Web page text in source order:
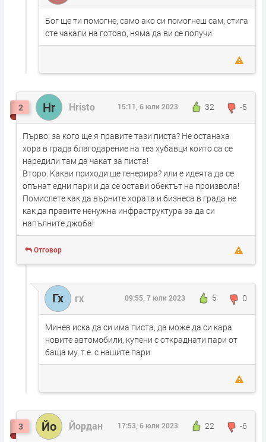
Бог ще ти помогне, само ако си помогнеш сам, стига
сте чакали на готово, няма да ви се получи.
2 Hr Hristo 32 -5
15:11, 6 юли 2023
Първо: за кого ще я правите тази писта? Не останаха
хора в града благодарение на тез хубавци които са се
наредили там да чакат за писта!
Второ: Какви приходи ще генерира? или е идеята да се
опънат едни пари и да се остави обектът на произвола!
Помислете как да върните хората и бизнеса в града не
как да правите ненужна инфраструктура за да си
напълните джоба!
Отговор
Гх гх 5 0
09:55, 7 юли 2023
Минев иска да си има писта, да може да си кара
новите автомобили, купени с откраднати пари от
баща му, т.е. с нашите пари.
3 Йо Йордан 22 -6
17:53, 6 юли 2023